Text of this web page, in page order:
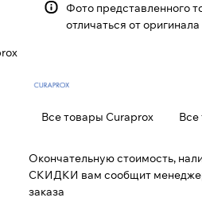
Фото представленного
отличаться от
Все товары Curaprox Все
Окончательную стоимость,
СКИДКИ вам сообщит
заказа